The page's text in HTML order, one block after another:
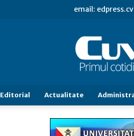
email:
Editorial Actualitate